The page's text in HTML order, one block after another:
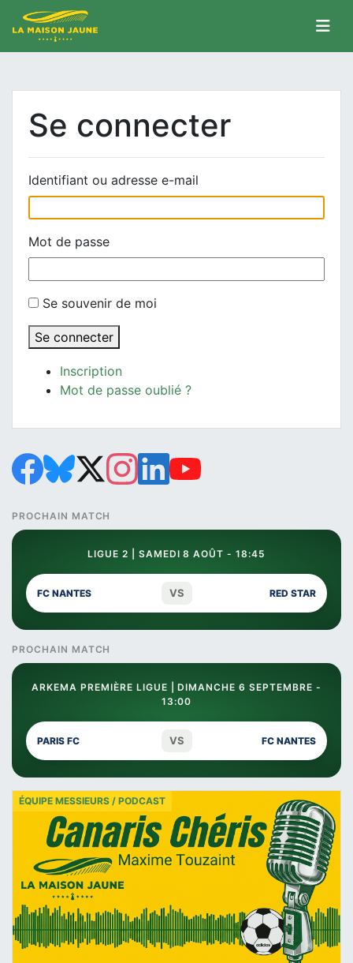
Se connecter
Identifiant ou adresse e-mail
Mot de passe
Se souvenir de moi
Se connecter
Inscription
Mot de passe oublié ?
PROCHAIN MATCH
LIGUE 2 | SAMEDI 8 AOÛT - 18:45
FC NANTES VS RED STAR
PROCHAIN MATCH
ARKEMA PREMIÈRE LIGUE | DIMANCHE 6 SEPTEMBRE -
13:00
PARIS FC VS FC NANTES
ÉQUIPE MESSIEURS / PODCAST